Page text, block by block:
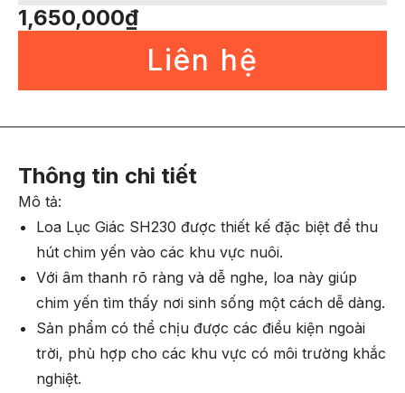
1,650,000₫
Liên hệ
Thông tin chi tiết
Mô tả:
Loa Lục Giác SH230 được thiết kế đặc biệt để thu
hút chim yến vào các khu vực nuôi.
Với âm thanh rõ ràng và dễ nghe, loa này giúp
chim yến tìm thấy nơi sinh sống một cách dễ dàng.
Sản phẩm có thể chịu được các điều kiện ngoài
trời, phù hợp cho các khu vực có môi trường khắc
nghiệt.